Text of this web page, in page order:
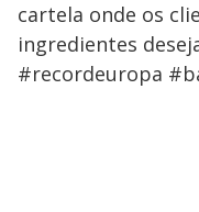
cartela onde os
ingredientes
#recordeuropa